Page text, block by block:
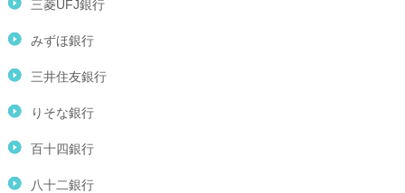
三菱UFJ銀行
みずほ銀行
三井住友銀行
りそな銀行
百十四銀行
八十二銀行